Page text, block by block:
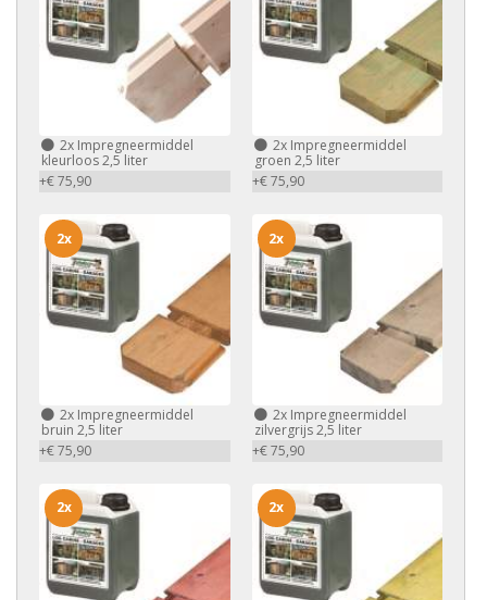
2x Impregneermiddel
kleurloos 2,5 liter
+€ 75,90
2xImpregneermiddel
groen 2,5 liter
+€ 75,90
2x Impregneermiddel
bruin 2,5 liter
+€ 75,90
2x
2xImpregneermiddel
zilvergrijs 2,5 liter
+€ 75,90
2x
2x 2x